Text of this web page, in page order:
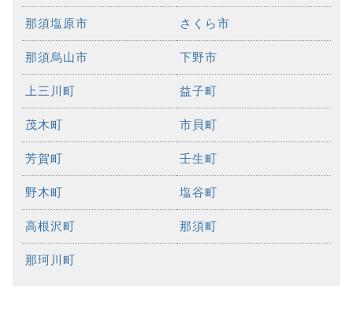
那須塩原市 さくら市
那須烏山市 下野市
上三川町 益子町
茂木町 市貝町
芳賀町 壬生町
野木町 塩谷町
高根沢町 那須町
那珂川町